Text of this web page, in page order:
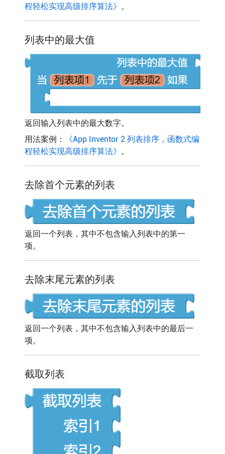
程轻松实现高级排序算法》 。
列表中的最大值
返回输入列表中的最大数字。
用法案例：
《App Inventor 2 列表排序，函数式编
程轻松实现高级排序算法》 。
去除首个元素的列表
返回一个列表，其中不包含输入列表中的第一
项。
去除末尾元素的列表
返回一个列表，其中不包含输入列表中的最后一
项。
截取列表